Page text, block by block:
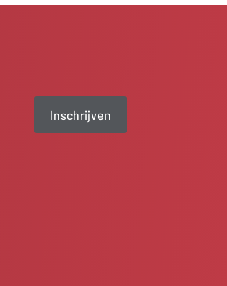
Inschrijven